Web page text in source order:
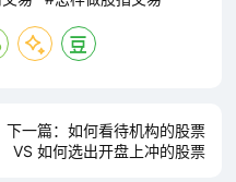
下一篇：如何看待机构的股票
VS 如何选出开盘上冲的股票